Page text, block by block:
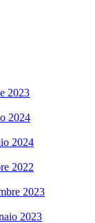
2023
2024
2024
2022
2023
2023